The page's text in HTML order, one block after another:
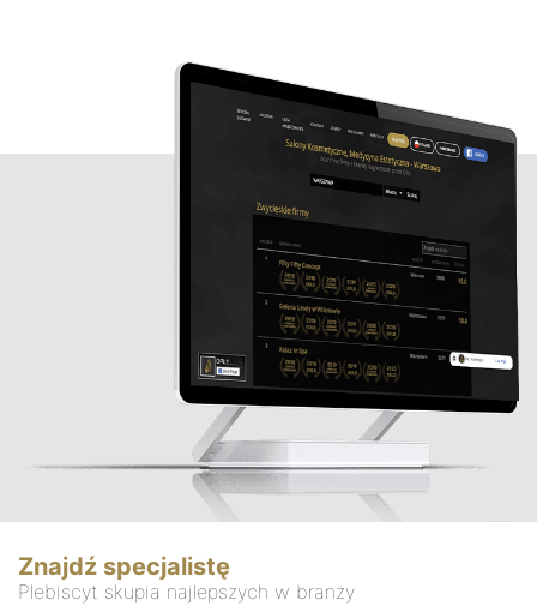
Znajdź specjalistę
Plebiscyt skupia najlepszych w branży